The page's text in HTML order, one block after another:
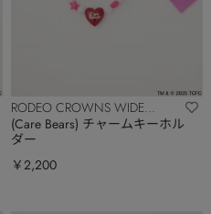
RODEO CROWNS WIDE
BOWL
(Care Bears) チャームキーホル
ダー
￥2,200